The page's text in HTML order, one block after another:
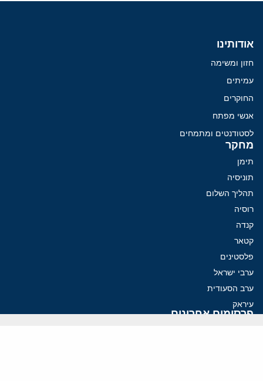
אודותינו
חזון ומשימה
עמיתים
החוקרים
אנשי מפתח
לסטודנטים ומתמחים
מחקר
תימן
תוניסיה
תהליך השלום
רוסיה
קנדה
קטאר
פלסטינים
ערבי ישראל
ערב הסעודית
עיראק
פרסומים אחרונים